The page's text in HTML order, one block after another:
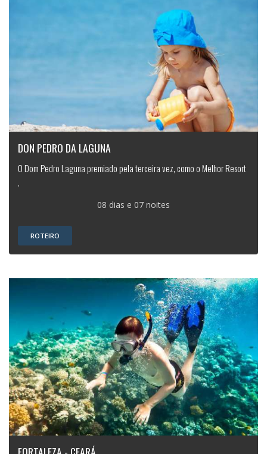
DON PEDRO DA LAGUNA
O Dom Pedro Laguna premiado pela terceira vez, como o Melhor Resort
.
08 dias e 07 noites
ROTEIRO